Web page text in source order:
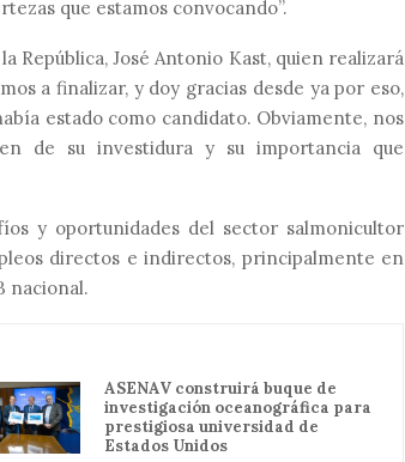
que estamos convocando”.
República, José Antonio Kast, quien realizará
a finalizar, y doy gracias desde ya por eso,
estado como candidato. Obviamente, nos
de su investidura y su importancia que
y oportunidades del sector salmonicultor
directos e indirectos, principalmente en
nacional.
ASENAV construirá buque de
investigación oceanográfica para
prestigiosa universidad de
Estados Unidos